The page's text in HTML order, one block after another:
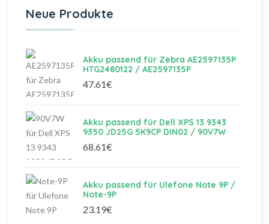
Neue Produkte
Akku passend für Zebra AE2597135P
HTG2480122 / AE2597135P
47.61€
Akku passend für Dell XPS 13 9343
9350 JD25G 5K9CP DIN02 / 90V7W
68.61€
Akku passend für Ulefone Note 9P /
Note-9P
23.19€